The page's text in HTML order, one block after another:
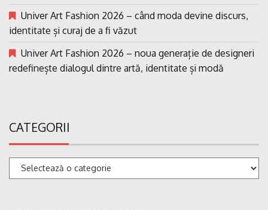
Univer Art Fashion 2026 – când moda devine discurs,
identitate și curaj de a fi văzut
Univer Art Fashion 2026 – noua generație de designeri
redefinește dialogul dintre artă, identitate și modă
CATEGORII
Categorii